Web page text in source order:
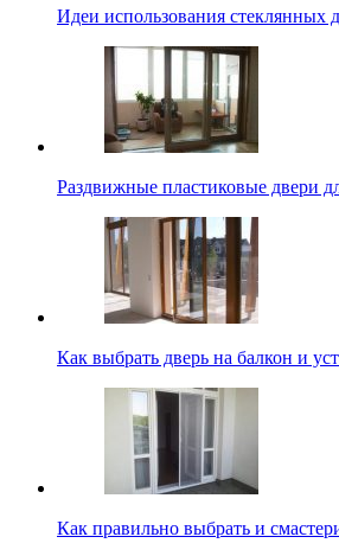
Идеи использования стеклянных
Раздвижные пластиковые двери
Как выбрать дверь на балкон и
Как правильно выбрать и